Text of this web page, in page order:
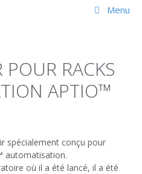
Menu
RACKS
APTIO™
spécialement conçu pour
automatisation.
où il a été lancé, il a été